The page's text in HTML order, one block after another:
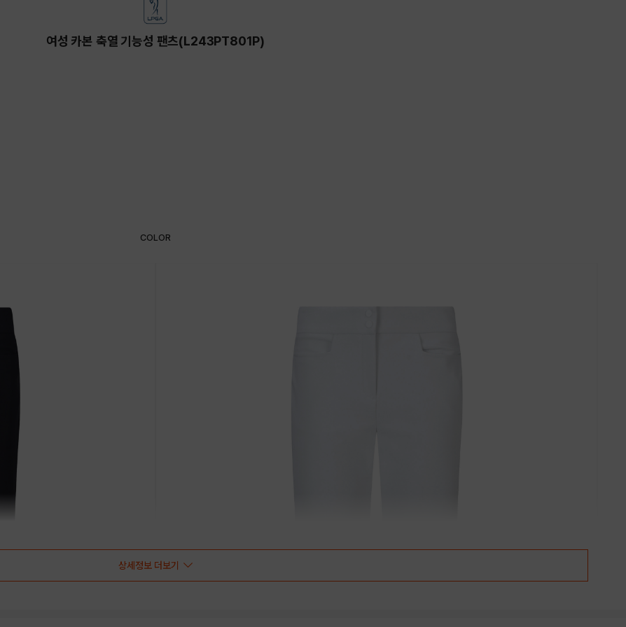
여성 카본 축열 기능성 팬츠(L243PT801P)
COLOR
상세정보 더보기